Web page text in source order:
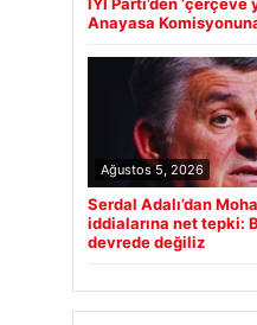
Anayasa
Ağustos 5, 2026
Serdal Adalı’dan
iddialarına net tepki:
devrede değiliz